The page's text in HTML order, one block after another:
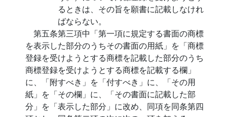
るときは、その旨を願書に記載しなけれ
ばならない。
第五条第三項中「第一項に規定する書面の商標
を表示した部分のうちその書面の用紙」を「商標
登録を受けようとする商標を記載した部分のうち
商標登録を受けようとする商標を記載する欄」
に、「附すべき」を「付すべき」に、「その用
紙」を「その欄」に、「その書面に記載した部
分」を「表示した部分」に改め、同項を同条第四